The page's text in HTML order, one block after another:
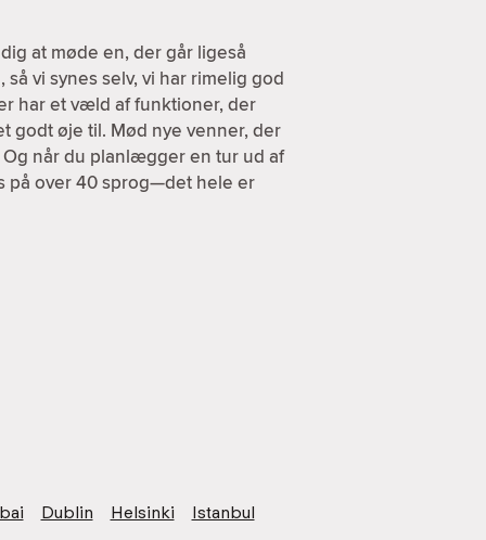
at møde en, der går ligeså
vi synes selv, vi har rimelig god
har et væld af funktioner, der
godt øje til. Mød nye venner, der
når du planlægger en tur ud af
på over 40 sprog—det hele er
Dublin Helsinki
Istanbul